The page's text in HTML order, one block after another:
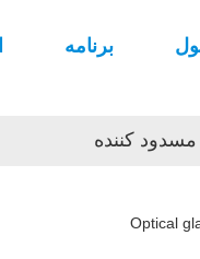
برنامه
مسدود کننده